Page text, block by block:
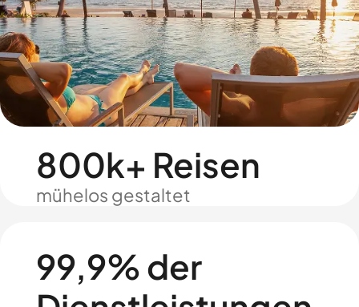
800k+ Reisen
mühelos gestaltet
99,9% der